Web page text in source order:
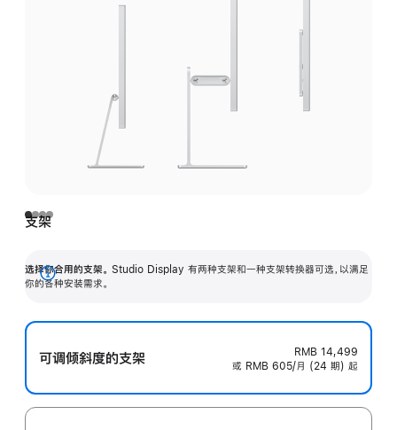
支架
选择你合用的支架。 Studio Display 有两种支架和一种支架转换器可选，以满足
你的各种安装需求。
展
可调倾斜度的支架
RMB 14,499
或 RMB 605/月 (24 期) 起